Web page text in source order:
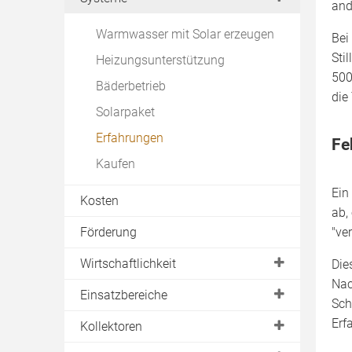
Warmwasser mit Solar erzeugen
Heizungsunterstützung
Bäderbetrieb
Solarpaket
Erfahrungen
Kaufen
Kosten
Förderung
Wirtschaftlichkeit
Ertrag
Dachneigung & Dachausrichtung
Einsatzbereiche
Einfamilienhaus
Kollektoren
die
ab,